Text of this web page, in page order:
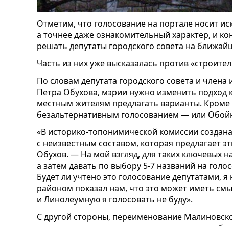
Отметим, что голосование на портале носит
а точнее даже ознакомительный характер, и
решать депутаты городского совета на
Часть из них уже высказалась против
По словам депутата городского совета и
Петра Обухова, мэрии нужно изменить подход
местным жителям предлагать варианты.
безальтернативным голосованием — или
«В историко-топонимической комиссии
с неизвестным составом, которая предлагает
Обухов. — На мой взгляд, для таких ключевых
а затем давать по выбору 5-7 названий на
Будет ли учтено это голосование депутатами,
районом показал нам, что это может иметь
и Линолеумную я голосовать не буду».
С другой стороны, переименование